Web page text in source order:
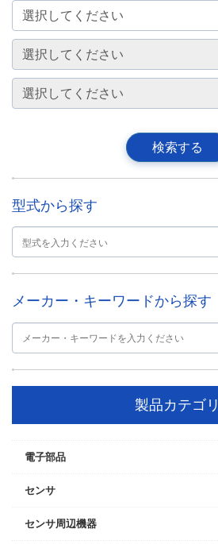
型式から探す
メーカー・キーワードから探す
製品カテゴリ
電子部品
センサ
センサ周辺機器